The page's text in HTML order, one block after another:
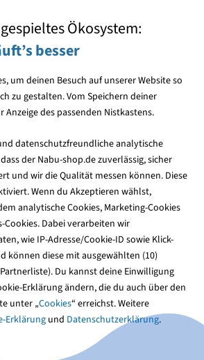
Ökosystem:
besser
um deinen Besuch auf unserer Website so
zu gestalten. Vom Speichern deiner
Anzeige des passenden Nistkastens.
datenschutzfreundliche analytische
der Nabu-shop.de zuverlässig, sicher
und wir die Qualität messen können. Diese
Wenn du Akzeptieren wählst,
analytische Cookies, Marketing-Cookies
Cookies. Dabei verarbeiten wir
wie IP-Adresse/Cookie-ID sowie Klick-
können diese mit ausgewählten (10)
Du kannst deine Einwilligung
Erklärung ändern, die du auch über den
unter „Cookies“ erreichst. Weitere
Erklärung und Datenschutzerklärung.